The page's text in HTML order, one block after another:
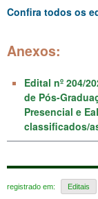
Confira todos os
Anexos:
Edital nº 204/
de Pós-
Presencial e
classificados/
registrado em: Editais